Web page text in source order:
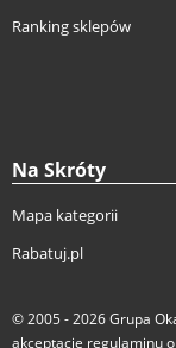
Ranking sklepów
Na Skróty
Mapa kategorii
Rabatuj.pl
© 2005 - 2026Grupa
akceptację regulaminu